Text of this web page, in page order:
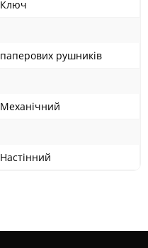
Ключ
паперових рушників
Механічний
Настінний